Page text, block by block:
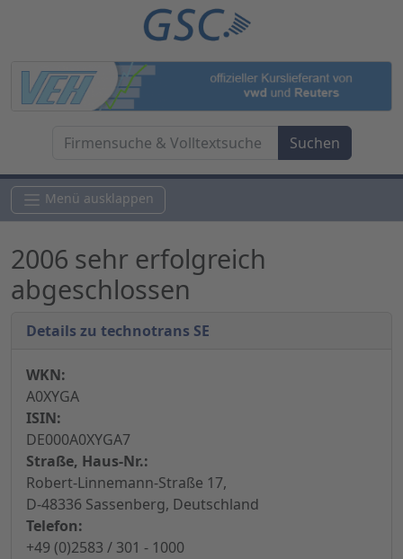
Menü ausklappen
2006 sehr erfolgreich
abgeschlossen
Details zu technotrans SE
WKN:
A0XYGA
ISIN:
DE000A0XYGA7
Straße, Haus-Nr.:
Robert-Linnemann-Straße 17,
D-48336 Sassenberg, Deutschland
Telefon:
+49 (0)2583 / 301 - 1000